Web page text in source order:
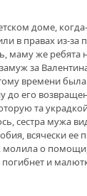
доме,
в правах из-за
же ребята
за
времени
его
та
сестра мужа
всячески ее
о
погибнет и